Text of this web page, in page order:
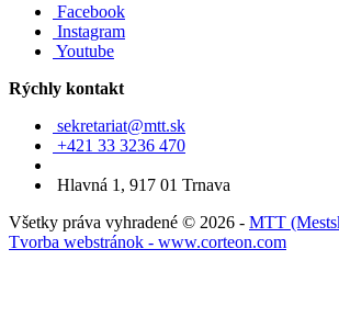
Facebook
Instagram
Youtube
Rýchly kontakt
sekretariat@mtt.sk
+421 33 3236 470
Hlavná 1, 917 01 Trnava
Všetky práva vyhradené © 2026 - MTT
Tvorba webstránok - www.corteon.com